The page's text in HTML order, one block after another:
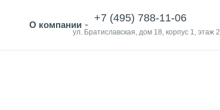
О компании
+7 (495) 788-11-06
ул. Братиславская, дом 18, корпус 1, этаж 2